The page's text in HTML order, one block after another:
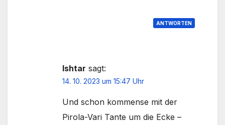
ANTWORTEN
Ishtar sagt:
14. 10. 2023 um 15:47 Uhr
Und schon kommense mit der
Pirola-Vari Tante um die Ecke –